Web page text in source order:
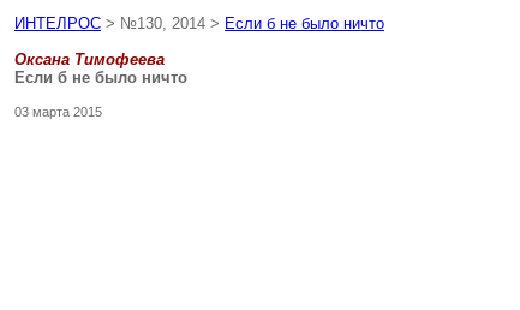
ИНТЕЛРОС > №130, 2014 > Если б не было ничто
Оксана Тимофеева
Если б не было ничто
03 марта 2015